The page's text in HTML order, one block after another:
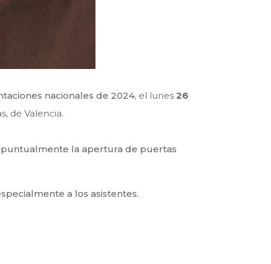
nacionales de 2024, el lunes26
de Valencia.
la apertura de puertas
a los asistentes.